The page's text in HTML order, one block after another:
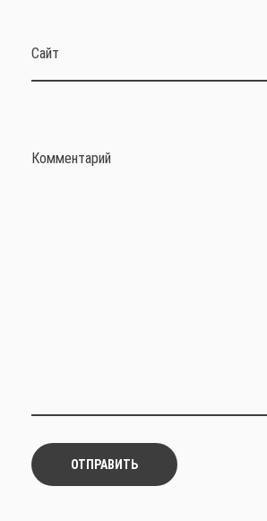
Сайт
Комментарий